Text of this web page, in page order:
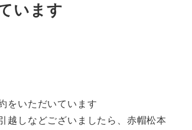
います
をいただいています
しなどございましたら、赤帽松本